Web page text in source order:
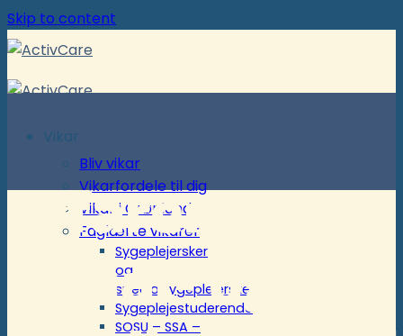
Skip to content
Vikar
Bliv vikar
Vikarfordele til dig
Vikar i Grønland
Faglærte vikarer
Sygeplejersker
og
specialsygeplejersker
Sygeplejestuderende
SOSU – SSA –
Erfaren
social- og